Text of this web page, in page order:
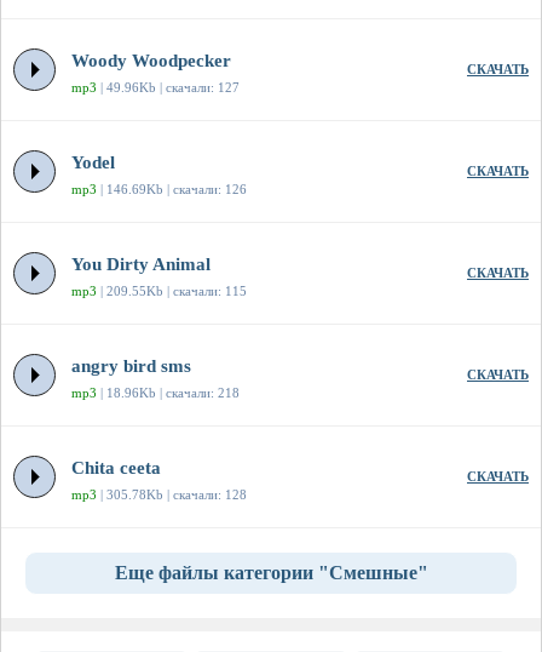
Woody Woodpecker
mp3 | 49.96Kb | скачали: 127
СКАЧАТЬ
Yodel
mp3 | 146.69Kb | скачали: 126
СКАЧАТЬ
You Dirty Animal
mp3 | 209.55Kb | скачали: 115
СКАЧАТЬ
angry bird sms
mp3 | 18.96Kb | скачали: 218
СКАЧАТЬ
Chita ceeta
mp3 | 305.78Kb | скачали: 128
СКАЧАТЬ
Еще файлы категории "Смешные"